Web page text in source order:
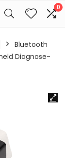
0
Bluetooth
Diagnose-